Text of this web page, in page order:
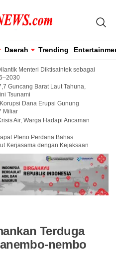
Daerah Trending
Menteri Diktisaintek sebagai
Guncang Barat Laut Tahuna,
Tsunami
Dana Erupsi Gunung
Miliar
Air, Warga Hadapi Ancaman
Pleno Perdana Bahas
Kerjasama dengan Kejaksaan
Terduga
nembo